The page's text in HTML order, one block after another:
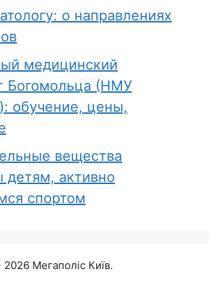
о направлениях
медицинский
Богомольца (НМУ
обучение, цены,
вещества
детям, активно
спортом
Мегаполіс Київ.